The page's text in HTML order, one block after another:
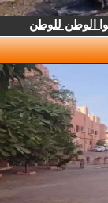
الوطن للوطن